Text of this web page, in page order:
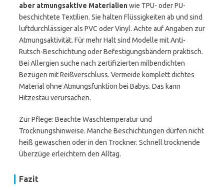
aber atmungsaktive Materialienwie TPU- oder PU-
beschichtete Textilien. Sie halten Flüssigkeiten ab und sind
luftdurchlässiger als PVC oder Vinyl. Achte auf Angaben zur
Atmungsaktivität. Für mehr Halt sind Modelle mit Anti-
Rutsch-Beschichtung oder Befestigungsbändern praktisch.
Bei Allergien suche nach zertifizierten milbendichten
Bezügen mit Reißverschluss. Vermeide komplett dichtes
Material ohne Atmungsfunktion bei Babys. Das kann
Hitzestau verursachen.
Zur Pflege: Beachte Waschtemperatur und
Trocknungshinweise. Manche Beschichtungen dürfen nicht
heiß gewaschen oder in den Trockner. Schnell trocknende
Überzüge erleichtern den Alltag.
Fazit